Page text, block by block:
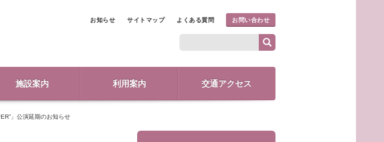
お知らせ サイトマップ よくある質問 お問い合わせ
施設案内 利用案内 交通アクセス
」公演延期のお知らせ